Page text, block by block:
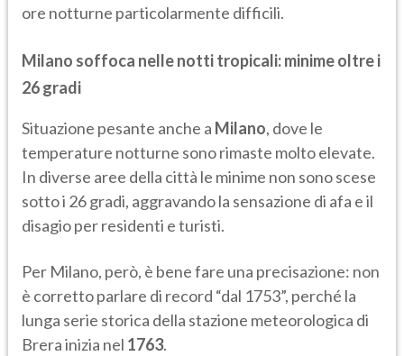
ore notturne particolarmente difficili.
Milano soffoca nelle notti tropicali: minime oltre i
26 gradi
Situazione pesante anche a Milano, dove le
temperature notturne sono rimaste molto elevate.
In diverse aree della città le minime non sono scese
sotto i 26 gradi, aggravando la sensazione di afa e il
disagio per residenti e turisti.
Per Milano, però, è bene fare una precisazione: non
è corretto parlare di record “dal 1753”, perché la
lunga serie storica della stazione meteorologica di
Brera inizia nel 1763.